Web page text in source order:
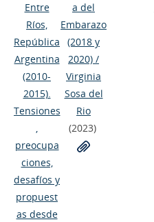
Entre
Ríos,
República
Argentina
(2010-
2015).
Tensiones
,
preocupa
ciones,
desafíos y
propuest
as desde
a del
Embarazo
(2018 y
2020) /
Virginia
Sosa del
Rio
(2023)